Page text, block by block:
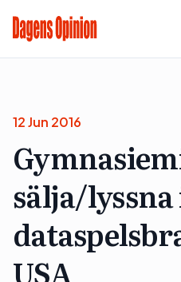
12 Jun 2016
sälja/
USA